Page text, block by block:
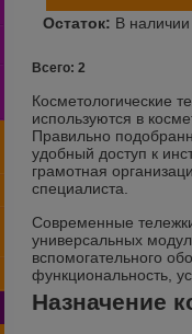
Всего: 2
Косметологические
используются в
Правильно
удобный доступ к
грамотная
специалиста.
Современные
универсальных
вспомогательного
функциональность,
Назначение